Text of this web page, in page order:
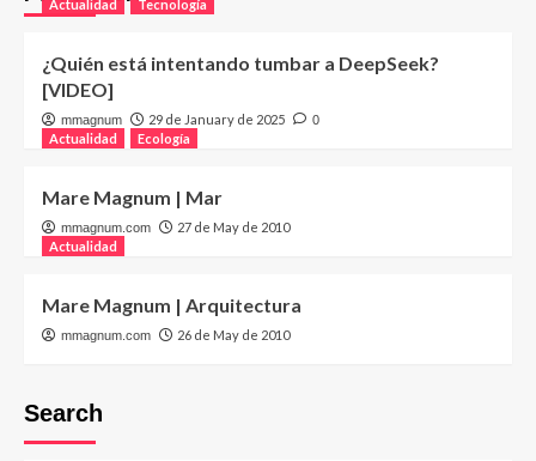
Actualidad Tecnología
¿Quién está intentando tumbar a DeepSeek?
[VIDEO]
mmagnum 29 de January de 2025 0
Actualidad Ecología
Mare Magnum | Mar
mmagnum.com
27 de May de 2010
Actualidad
Mare Magnum | Arquitectura
mmagnum.com 26 de May de 2010
Search